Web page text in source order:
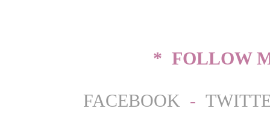
* FOLLOW
FACEBOOK -